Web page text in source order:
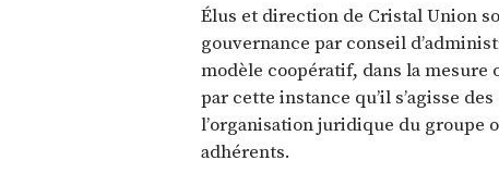
Élus et direction de Cristal Union
gouvernance par conseil
modèle coopératif, dans la mesure
par cette instance qu’il s’agisse
l’organisation juridique du groupe
adhérents.